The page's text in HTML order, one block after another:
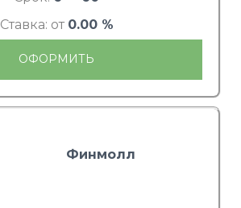
Ставка: от 0.00 %
ОФОРМИТЬ
Финмолл